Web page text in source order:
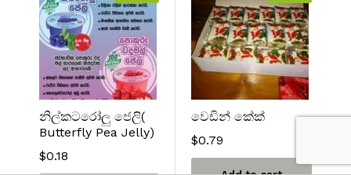
නිල්කටරෝලු ජෙලි(
Butterfly Pea Jelly)
$0.18
වෙඩින් කේක්
$0.79